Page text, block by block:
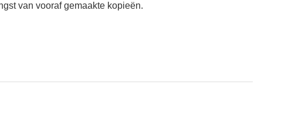
van vooraf gemaakte kopieën.